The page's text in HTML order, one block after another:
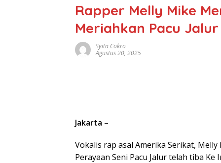
Rapper Melly Mike
Meriahkan Pacu
Syita Cokro
Agustus 20, 2025
Jakarta –
Vokalis rap asal Amerika Serikat,
Perayaan Seni Pacu Jalur telah tiba